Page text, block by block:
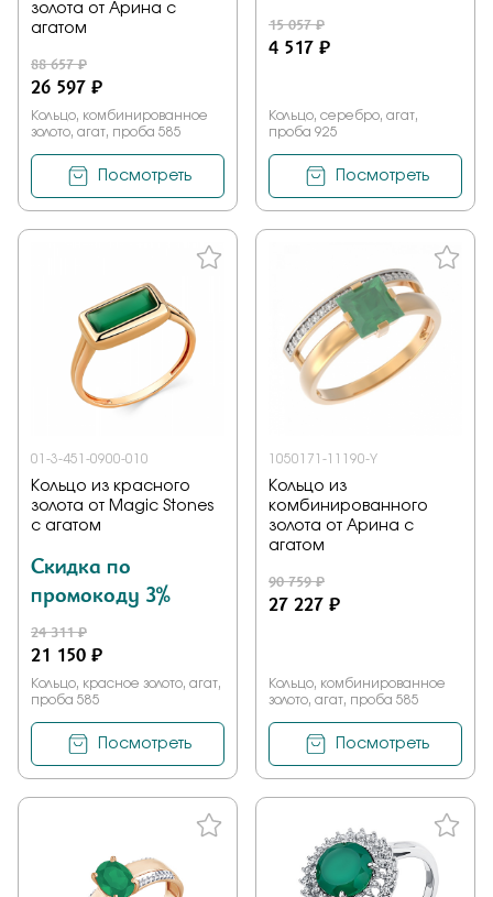
золота от Арина с
агатом
88 657 ₽
26 597 ₽
Кольцо, комбинированное
золото, агат, проба 585
Посмотреть
15 057 ₽
4 517 ₽
Кольцо, серебро, агат,
проба 925
Посмотреть
01-3-451-0900-010
Кольцо из красного
золота от Magic Stones
с агатом
Скидка по
промокоду 3%
24 311 ₽
21 150 ₽
Кольцо, красное золото, агат,
проба 585
Посмотреть
1050171-11190-Y
Кольцо из
комбинированного
золота от Арина с
агатом
90 759 ₽
27 227 ₽
Кольцо, комбинированное
золото, агат, проба 585
Посмотреть